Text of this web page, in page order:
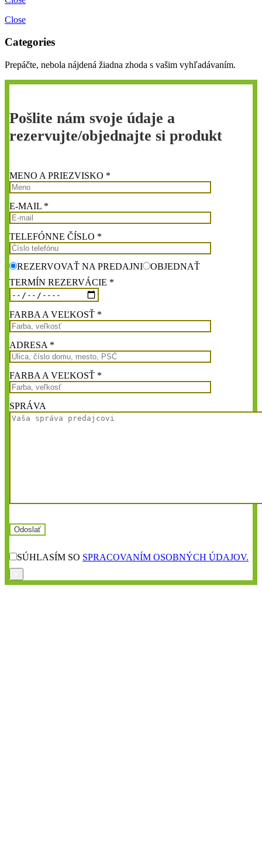
Close
Categories
Prepáčte, nebola nájdená žiadna zhoda s vašim vyhľadávaním.
Pošlite nám svoje údaje a
rezervujte/objednajte si produkt
MENO A PRIEZVISKO *
E-MAIL *
TELEFÓNNE ČÍSLO *
REZERVOVAŤ NA PREDAJNI
OBJEDNAŤ
TERMÍN REZERVÁCIE *
FARBA A VEĽKOSŤ *
ADRESA *
FARBA A VEĽKOSŤ *
SPRÁVA
SÚHLASÍM SO SPRACOVANÍM OSOBNÝCH ÚDAJOV.